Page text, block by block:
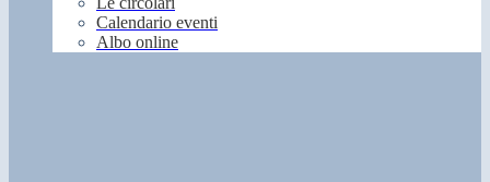
Calendario eventi
Albo online